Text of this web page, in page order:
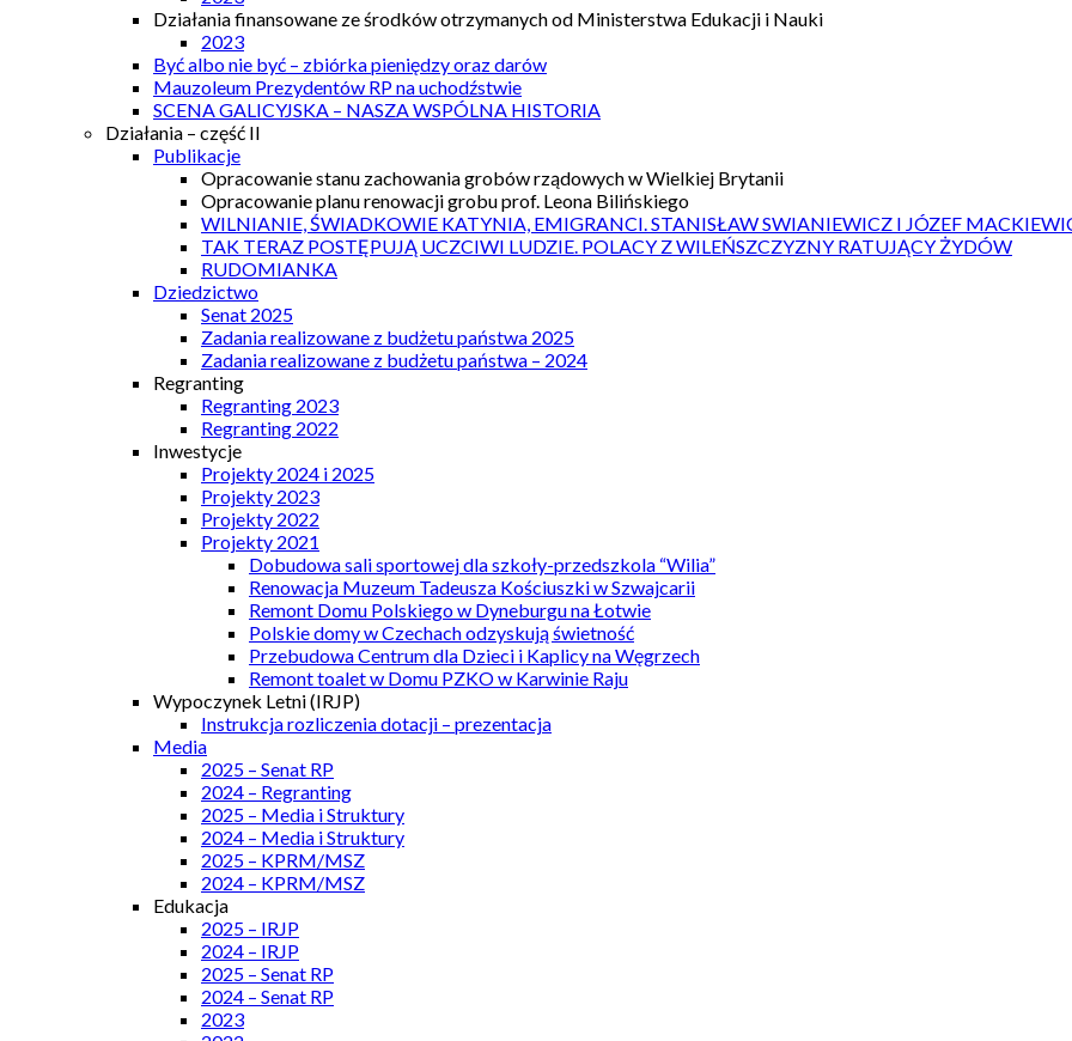
Działania finansowane ze środków otrzymanych od Ministerstwa Edukacji i Nauki
2023
Być albo nie być – zbiórka pieniędzy oraz darów
Mauzoleum Prezydentów RP na uchodźstwie
SCENA GALICYJSKA – NASZA WSPÓLNA HISTORIA
Działania – część II
Publikacje
Opracowanie stanu zachowania grobów rządowych w Wielkiej Brytanii
Opracowanie planu renowacji grobu prof. Leona Bilińskiego
WILNIANIE, ŚWIADKOWIE KATYNIA, EMIGRANCI. STANISŁAW SWIANIEWICZ I JÓZEF
TAK TERAZ POSTĘPUJĄ UCZCIWI LUDZIE. POLACY Z WILEŃSZCZYZNY RATUJĄCY ŻYDÓW
RUDOMIANKA
Dziedzictwo
Senat 2025
Zadania realizowane z budżetu państwa 2025
Zadania realizowane z budżetu państwa – 2024
Regranting
Regranting 2023
Regranting 2022
Inwestycje
Projekty 2024 i 2025
Projekty 2023
Projekty 2022
Projekty 2021
Dobudowa sali sportowej dla szkoły-przedszkola “Wilia”
Renowacja Muzeum Tadeusza Kościuszki w Szwajcarii
Remont Domu Polskiego w Dyneburgu na Łotwie
Polskie domy w Czechach odzyskują świetność
Przebudowa Centrum dla Dzieci i Kaplicy na Węgrzech
Remont toalet w Domu PZKO w Karwinie Raju
Wypoczynek Letni (IRJP)
Instrukcja rozliczenia dotacji – prezentacja
Media
2025 – Senat RP
2024 – Regranting
2025 – Media i Struktury
2024 – Media i Struktury
2025 – KPRM/MSZ
2024 – KPRM/MSZ
Edukacja
2025 – IRJP
2024 – IRJP
2025 – Senat RP
2024 – Senat RP
2023